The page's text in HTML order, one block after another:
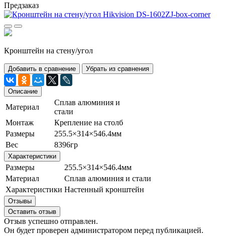
Предзаказ
Кронштейн на стену/угол
Добавить в сравнение Убрать из сравнения
Описание
Материал
Сплав алюминия и
стали
Монтаж
Крепление на столб
Размеры
255.5×314×546.4мм
Вес
8396гр
Характеристики
Размеры
255.5×314×546.4мм
Материал
Сплав алюминия и стали
Характеристики Настенный кронштейн
Отзывы
Оставить отзыв
Отзыв успешно отправлен.
Он будет проверен администратором перед публикацией.